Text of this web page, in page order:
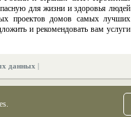
для жизни и здоровья людей
проектов домов самых лучших
и рекомендовать вам услуги
данных |